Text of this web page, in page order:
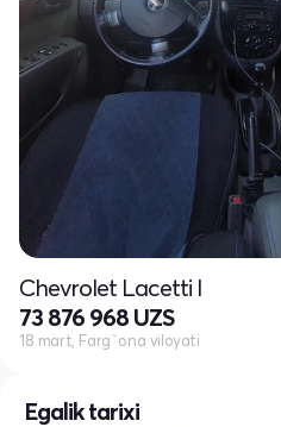
Egalik tarixi
Chevrolet Lacetti I
73 876 968 UZS
18 mart, Farg`ona viloyati